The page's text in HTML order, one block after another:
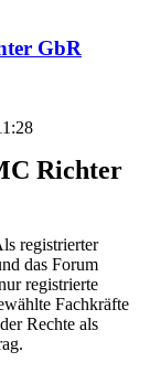
GbR
Richter
registrierter
das Forum
registrierte
Fachkräfte
Rechte als